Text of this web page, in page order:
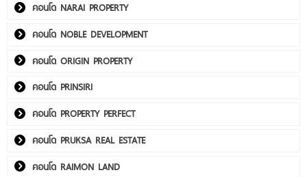
คอนโด NARAI PROPERTY
คอนโด NOBLE DEVELOPMENT
คอนโด ORIGIN PROPERTY
คอนโด PRINSIRI
คอนโด PROPERTY PERFECT
คอนโด PRUKSA REAL ESTATE
คอนโด RAIMON LAND